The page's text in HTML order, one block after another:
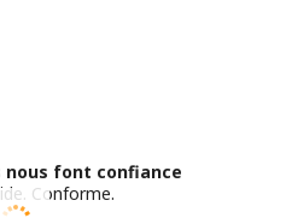
nous font confiance
. Conforme.